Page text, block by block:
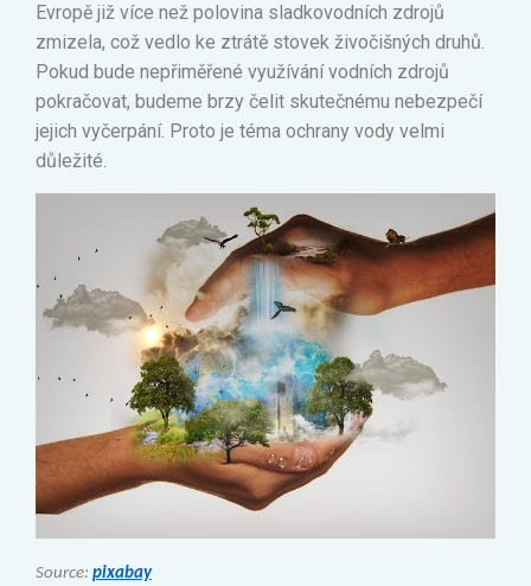
Evropě již více než polovina sladkovodních zdrojů
zmizela, což vedlo ke ztrátě stovek živočišných druhů.
Pokud bude nepřiměřené využívání vodních zdrojů
pokračovat, budeme brzy čelit skutečnému nebezpečí
jejich vyčerpání. Proto je téma ochrany vody velmi
důležité.
Source: pixabay